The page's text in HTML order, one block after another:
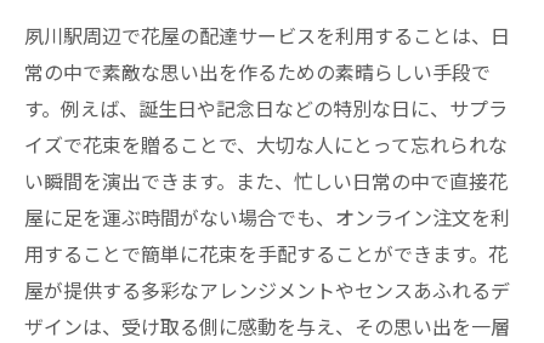
夙川駅周辺で花屋の配達サービスを利用することは、日
常の中で素敵な思い出を作るための素晴らしい手段で
す。例えば、誕生日や記念日などの特別な日に、サプラ
イズで花束を贈ることで、大切な人にとって忘れられな
い瞬間を演出できます。また、忙しい日常の中で直接花
屋に足を運ぶ時間がない場合でも、オンライン注文を利
用することで簡単に花束を手配することができます。花
屋が提供する多彩なアレンジメントやセンスあふれるデ
ザインは、受け取る側に感動を与え、その思い出を一層